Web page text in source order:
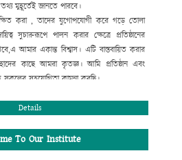
মুহূর্তেই জানতে পারবে।
করা , তাদের যুগোপযোগী করে গড়ে তোলা
সুচারুরূপে পালন করার ক্ষেত্রে প্রতিষ্ঠানের
এ আমার একান্ত বিশ্বাস। এটি বাস্তবায়িত করার
কাছে আমরা কৃতজ্ঞ। আমিপ্রতিষ্ঠান এবং
সকলের সহযোগিতা কামনা করছি।
Details
To Our Institute